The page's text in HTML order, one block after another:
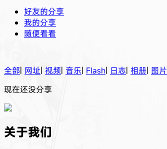
好友的分享
我的分享
随便看看
全部| 网址| 视频| 音乐| Flash| 日志| 相册| 图片
现在还没分享
关于我们